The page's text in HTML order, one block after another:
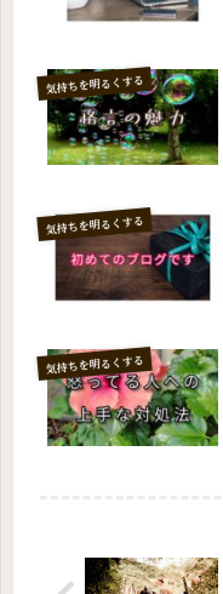
気持ちを明るくする
気持ちを明るくする
気持ちを明るくする